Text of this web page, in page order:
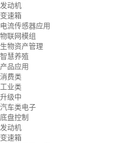
发动机
变速箱
电流传感器应用
物联网模组
生物资产管理
智慧养殖
产品应用
消费类
工业类
升级中
汽车类电子
底盘控制
发动机
变速箱